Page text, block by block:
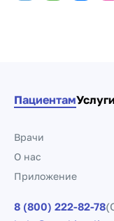
ПациентамУслуги
Врачи
О нас
Приложение
8 (800) 222-82-78